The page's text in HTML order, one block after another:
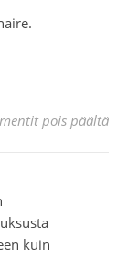
pois päältä
kuin